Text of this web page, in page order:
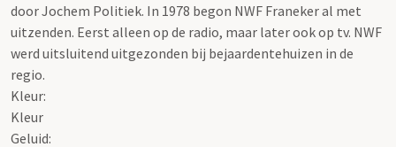
door Jochem Politiek. In 1978 begon NWF Franeker al met
uitzenden. Eerst alleen op de radio, maar later ook op tv. NWF
werd uitsluitend uitgezonden bij bejaardentehuizen in de
regio.
Kleur:
Kleur
Geluid: